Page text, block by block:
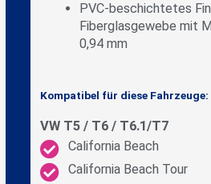
PVC-beschichtetes
Fiberglasgewebe mit
0,94 mm
Kompatibel für diese Fahrzeuge:
VW T5 / T6 / T6.1/T7
California Beach
California Beach Tour